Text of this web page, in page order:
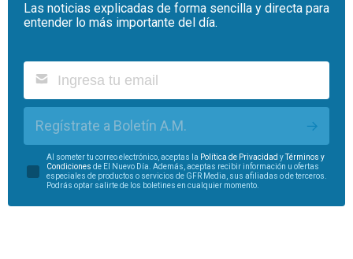
Las noticias explicadas de forma sencilla y directa para
entender lo más importante del día.
Regístrate a Boletín A.M.
Al someter tu correo electrónico, aceptas la Política de Privacidad yTérminos y
Condiciones de El Nuevo Día. Además, aceptas recibir información u ofertas
especiales de productos o servicios de GFR Media, sus afiliadas o de terceros.
Podrás optar salirte de los boletines en cualquier momento.